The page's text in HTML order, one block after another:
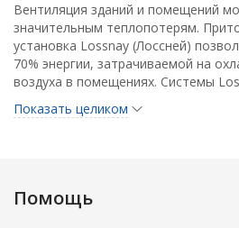
Вентиляция зданий и помещений
значительным теплопотерям.
установка Lossnay (Лоссней)
70% энергии, затрачиваемой на
воздуха в помещениях. Системы
позволяют снизить стоимость
только температуру приточного и
его влагосодержание. Благодаря
Показать целиком
Помощь